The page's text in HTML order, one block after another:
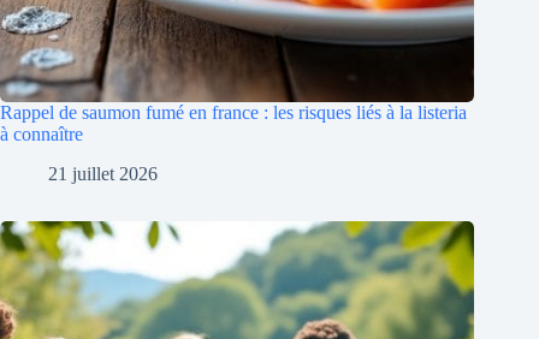
Rappel de saumon fumé en france : les risques liés à la listeria
à connaître
21 juillet 2026